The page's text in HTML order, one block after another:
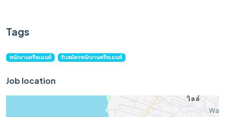
Tags
พนักงานทรีทเมนท์ รับสมัครพนักงานทรีทเมนท์
Job location